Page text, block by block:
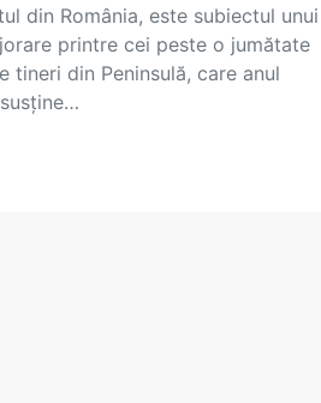
din România, este subiectul unui
printre cei peste o jumătate
tineri din Peninsulă, care anul